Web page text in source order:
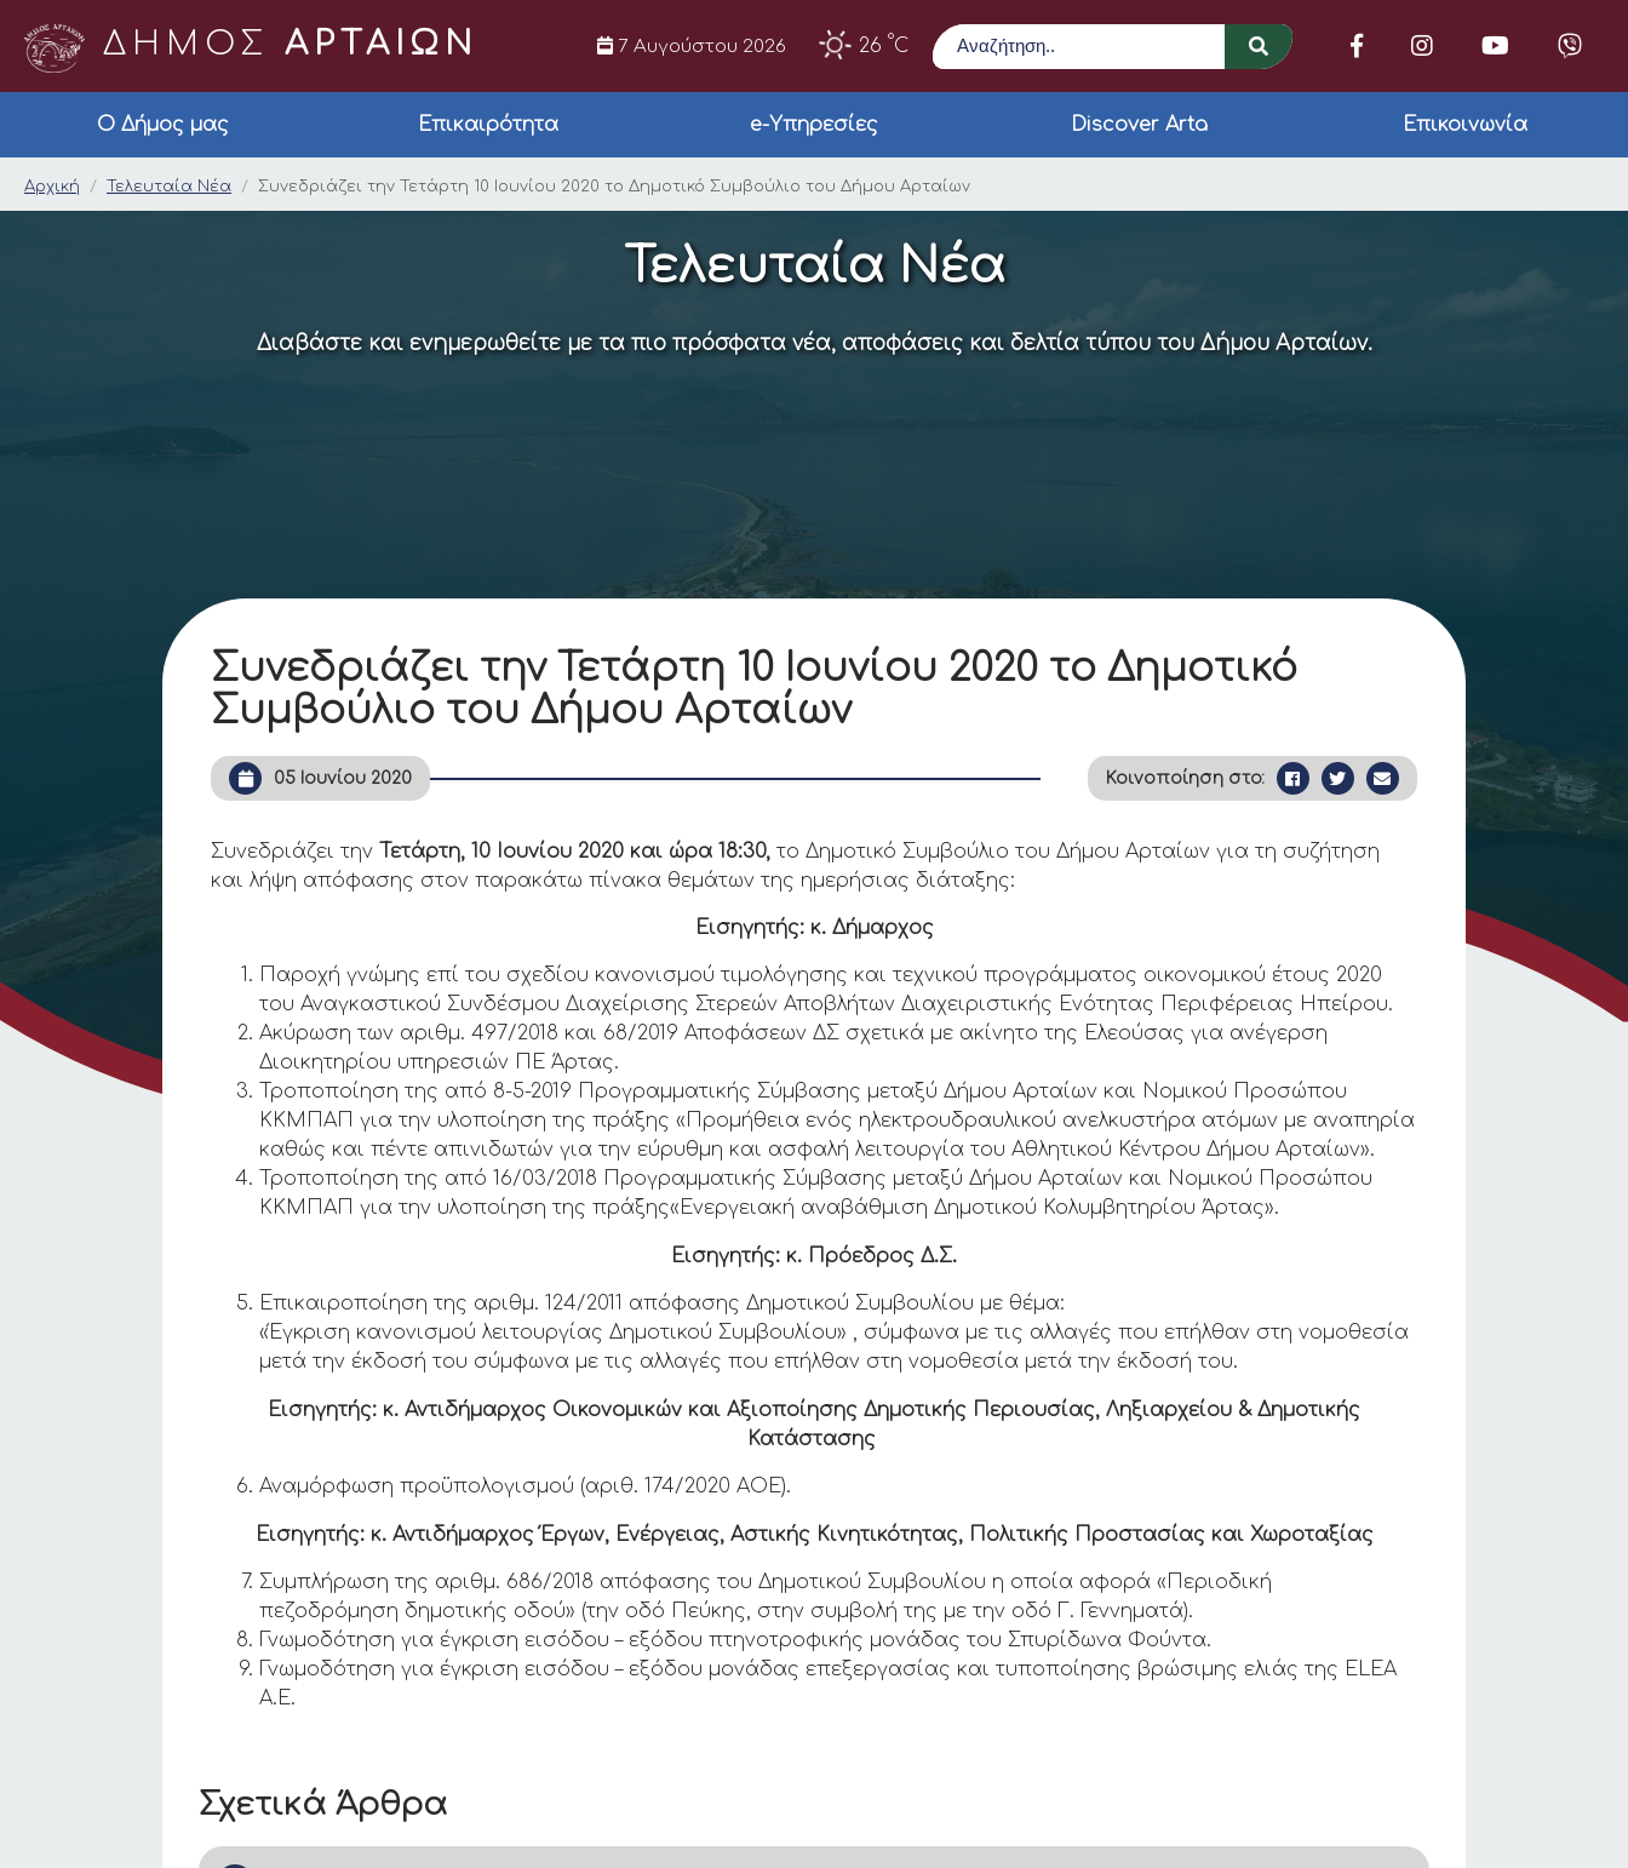
ΔΗΜΟΣ ΑΡΤΑΙΩΝ 7 Αυγούστου 2026 26 °C
Αναζήτηση
Ο Δήμος μας Επικαιρότητα e-Υπηρεσίες Discover Arta Επικοινωνία
Συνεδριάζει την Τετάρτη 10 Ιουνίου 2020 το Δημοτικό
Αρχική Τελευταία Νέα Συνεδριάζει την Τετάρτη 10 Ιουνίου 2020 το Δημοτικό Συμβούλιο του Δήμου Αρταίων
Τελευταία Νέα
Διαβάστε και ενημερωθείτε με τα πιο πρόσφατα νέα, αποφάσεις και δελτία τύπου του Δήμου Αρταίων.
Σχετικά Άρθρα
Συνεδριάζει την Τετάρτη 10 Ιουνίου 2020 το Δημοτικό
Συμβούλιο του Δήμου Αρταίων
05 Ιουνίου 2020 Κοινοποίηση στο:
Συνεδριάζει την Τετάρτη, 10 Ιουνίου 2020 και ώρα 18:30, το Δημοτικό Συμβούλιο του Δήμου Αρταίων για τη συζήτηση
και λήψη απόφασης στον παρακάτω πίνακα θεμάτων της ημερήσιας διάταξης:
Εισηγητής: κ. Δήμαρχος
Παροχή γνώμης επί του σχεδίου κανονισμού τιμολόγησης και τεχνικού προγράμματος οικονομικού έτους 2020
του Αναγκαστικού Συνδέσμου Διαχείρισης Στερεών Αποβλήτων Διαχειριστικής Ενότητας Περιφέρειας Ηπείρου.
Ακύρωση των αριθμ. 497/2018 και 68/2019 Αποφάσεων ΔΣ σχετικά με ακίνητο της Ελεούσας για ανέγερση
Διοικητηρίου υπηρεσιών ΠΕ Άρτας.
Τροποποίηση της από 8-5-2019 Προγραμματικής Σύμβασης μεταξύ Δήμου Αρταίων και Νομικού Προσώπου
ΚΚΜΠΑΠ για την υλοποίηση της πράξης «Προμήθεια ενός ηλεκτρουδραυλικού ανελκυστήρα ατόμων με αναπηρία
καθώς και πέντε απινιδωτών για την εύρυθμη και ασφαλή λειτουργία του Αθλητικού Κέντρου Δήμου Αρταίων».
Τροποποίηση της από 16/03/2018 Προγραμματικής Σύμβασης μεταξύ Δήμου Αρταίων και Νομικού Προσώπου
ΚΚΜΠΑΠ για την υλοποίηση της πράξης«Ενεργειακή αναβάθμιση Δημοτικού Κολυμβητηρίου Άρτας».
Εισηγητής: κ. Πρόεδρος Δ.Σ.
Επικαιροποίηση της αριθμ. 124/2011 απόφασης Δημοτικού Συμβουλίου με θέμα:
«Έγκριση κανονισμού λειτουργίας Δημοτικού Συμβουλίου» , σύμφωνα με τις αλλαγές που επήλθαν στη νομοθεσία
μετά την έκδοσή του σύμφωνα με τις αλλαγές που επήλθαν στη νομοθεσία μετά την έκδοσή του.
Εισηγητής: κ. Αντιδήμαρχος Οικονομικών και Αξιοποίησης Δημοτικής Περιουσίας, Ληξιαρχείου & Δημοτικής
Κατάστασης
Αναμόρφωση προϋπολογισμού (αριθ. 174/2020 ΑΟΕ).
Εισηγητής: κ. Αντιδήμαρχος Έργων, Ενέργειας, Αστικής Κινητικότητας, Πολιτικής Προστασίας και Χωροταξίας
Συμπλήρωση της αριθμ. 686/2018 απόφασης του Δημοτικού Συμβουλίου η οποία αφορά «Περιοδική
πεζοδρόμηση δημοτικής οδού» (την οδό Πεύκης, στην συμβολή της με την οδό Γ. Γεννηματά).
Γνωμοδότηση για έγκριση εισόδου – εξόδου πτηνοτροφικής μονάδας του Σπυρίδωνα Φούντα.
Γνωμοδότηση για έγκριση εισόδου – εξόδου μονάδας επεξεργασίας και τυποποίησης βρώσιμης ελιάς της ΕLEA
A.E.